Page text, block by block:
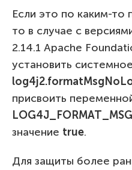
Если это по каким-то
то в случае с
2.14.1 Apache
установить
присвоить
значение true.
Для защиты более